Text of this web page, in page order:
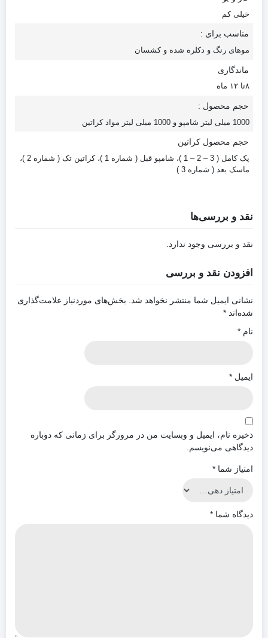
خیلی کم
مناسب برای :
موهای رنگ و دکلره شده و کشسان
ماندگاری
۸تا ۱۲ ماه
حجم محصول :
1000 میلی لیتر شامپو و 1000 میلی لیتر مواد کراتین
حجم محصول کراتین
پک کامل ( 3 – 2 – 1 )، شامپو قبل ( شماره 1 )، کراتین تک ( شماره 2 )،
ماسک بعد ( شماره 3 )
نقد و بررسی‌ها
نقد و بررسی وجود ندارد.
افزودن نقد و بررسی
نشانی ایمیل شما منتشر نخواهد شد. بخش‌های موردنیاز علامت‌گذاری
شده‌اند *
نام *
ایمیل *
ذخیره نام، ایمیل و وبسایت من در مرورگر برای زمانی که دوباره
دیدگاهی می‌نویسم.
امتیاز شما *
دیدگاه شما *